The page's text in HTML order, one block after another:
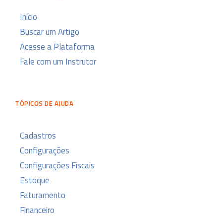
Início
Buscar um Artigo
Acesse a Plataforma
Fale com um Instrutor
TÓPICOS DE AJUDA
Cadastros
Configurações
Configurações Fiscais
Estoque
Faturamento
Financeiro